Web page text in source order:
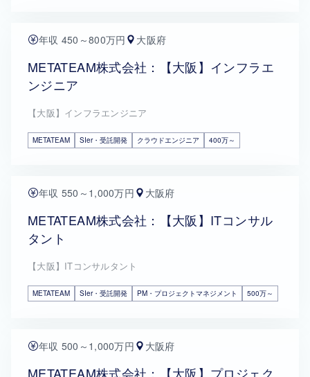
年収 450～800万円 大阪府
METATEAM株式会社：【大阪】インフラエ
ンジニア
【大阪】インフラエンジニア
METATEAM SIer・受託開発 クラウドエンジニア 400万～
年収 550～1,000万円 大阪府
METATEAM株式会社：【大阪】ITコンサル
タント
【大阪】ITコンサルタント
METATEAM SIer・受託開発 PM・プロジェクトマネジメント 500万～
年収 500～1,000万円 大阪府
METATEAM株式会社：【大阪】プロジェク